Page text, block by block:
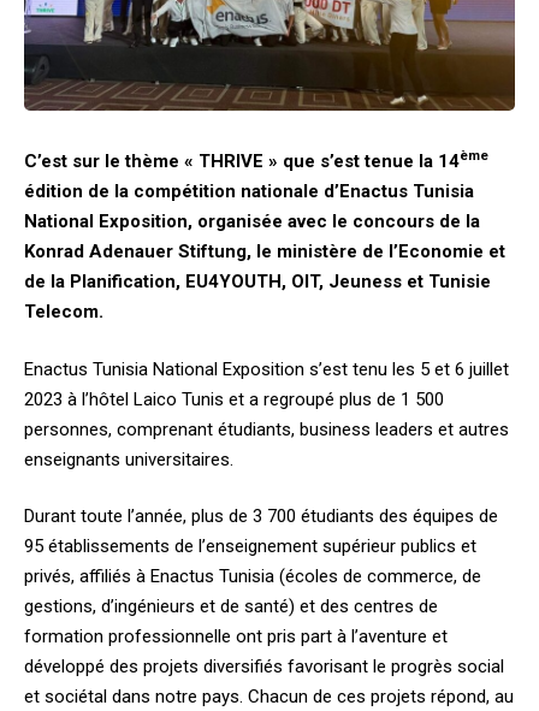
C’est sur le thème « THRIVE » que s’est tenue la 14ème
édition de la compétition nationale d’Enactus Tunisia
National Exposition, organisée avec le concours de la
Konrad Adenauer Stiftung, le ministère de l’Economie et
de la Planification, EU4YOUTH, OIT, Jeuness et Tunisie
Telecom.
Enactus Tunisia National Exposition s’est tenu les 5 et 6 juillet
2023 à l’hôtel Laico Tunis et a regroupé plus de 1 500
personnes, comprenant étudiants, business leaders et autres
enseignants universitaires.
Durant toute l’année, plus de 3 700 étudiants des équipes de
95 établissements de l’enseignement supérieur publics et
privés, affiliés à Enactus Tunisia (écoles de commerce, de
gestions, d’ingénieurs et de santé) et des centres de
formation professionnelle ont pris part à l’aventure et
développé des projets diversifiés favorisant le progrès social
et sociétal dans notre pays. Chacun de ces projets répond, au